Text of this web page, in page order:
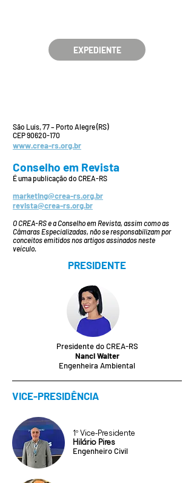
EXPEDIENTE
São Luís, 77 – Porto Alegre (RS)
CEP90620-170
www.crea-rs.org.br
Conselho em Revista
É uma publicação do CREA-RS
marketing@crea-rs.org.br
revista@crea-rs.org.br
O CREA-RS e a Conselho em Revista, assim como as
Câmaras Especializadas, não se responsabilizam por
conceitos emitidos nos artigos assinados neste
veículo.
PRESIDENTE
Presidente do CREA-RS
Nanci Walter
Engenheira Ambiental
VICE-PRESIDÊNCIA
1º Vice-Presidente
Hilário Pires
Engenheiro Civil